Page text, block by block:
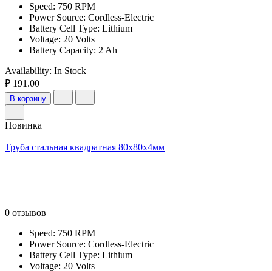
Speed: 750 RPM
Power Source: Cordless-Electric
Battery Cell Type: Lithium
Voltage: 20 Volts
Battery Capacity: 2 Ah
Availability: In Stock
₽ 191.00
В корзину
Новинка
Труба стальная квадратная 80х80х4мм
0 отзывов
Speed: 750 RPM
Power Source: Cordless-Electric
Battery Cell Type: Lithium
Voltage: 20 Volts